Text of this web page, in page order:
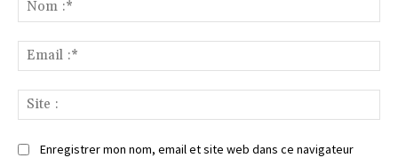
:*
:*
:
Enregistrer mon nom, email et site web dans ce navigateur